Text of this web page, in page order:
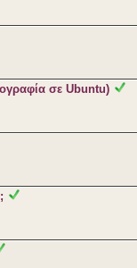
σε Ubuntu)